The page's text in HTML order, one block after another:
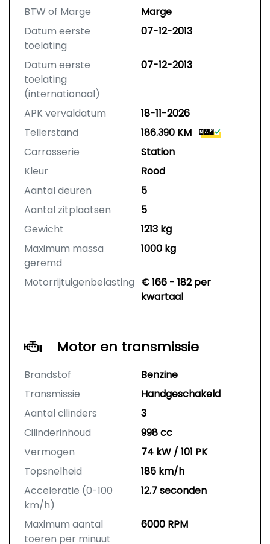
BTW of Marge
Marge
Datum eerste
toelating
07-12-2013
Datum eerste
toelating
(internationaal)
07-12-2013
APK vervaldatum
18-11-2026
Tellerstand
186.390 KM
Carrosserie
Station
Kleur
Rood
Aantal deuren
5
Aantal zitplaatsen
5
Gewicht
1213 kg
Maximum massa
geremd
1000 kg
Motorrijtuigenbelasting € 166 - 182 per
kwartaal
Motor en transmissie
Brandstof
Benzine
Transmissie
Handgeschakeld
Aantal cilinders
3
Cilinderinhoud
998 cc
Vermogen
74 kW / 101 PK
Topsnelheid
185 km/h
Acceleratie (0-100
km/h)
12.7 seconden
Maximum aantal
toeren per minuut
6000 RPM